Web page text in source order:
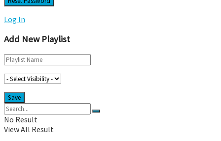
Log In
Add New Playlist
No Result
View All Result